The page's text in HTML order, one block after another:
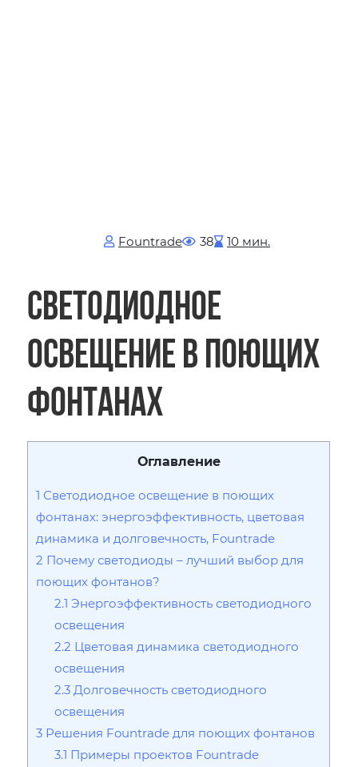
Fоuntrade 38 10 мин.
Светодиодное
освещение в поющих
фонтанах
Оглавление
1 Светодиодное освещение в поющих
фонтанах: энергоэффективность, цветовая
динамика и долговечность, Fountrade
2 Почему светодиоды – лучший выбор для
поющих фонтанов?
2.1 Энергоэффективность светодиодного
освещения
2.2 Цветовая динамика светодиодного
освещения
2.3 Долговечность светодиодного
освещения
3 Решения Fountrade для поющих фонтанов
3.1 Примеры проектов Fountrade